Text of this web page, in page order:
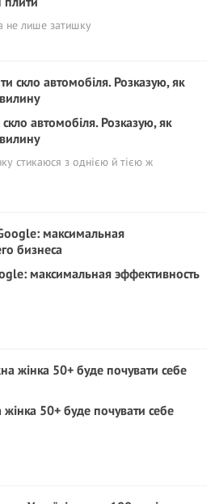
не лише затишку
автомобіля. Розказую, як
стикаюся з однією й тією ж
максимальная эффективность
50+ буде почувати себе